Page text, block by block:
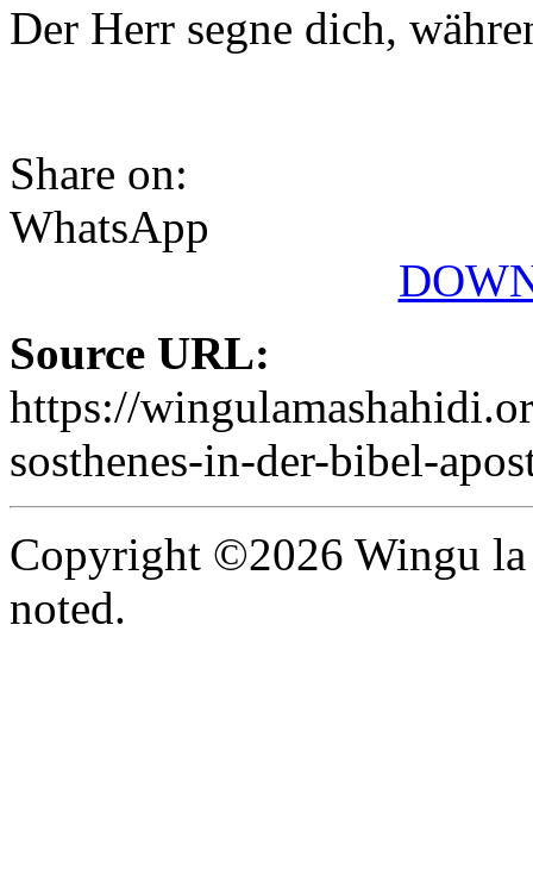
Der Herr segne dich,
Share on:
WhatsApp
Source URL:
https://
sosthenes-in-der-bibel-
Copyright ©2026 Wingu la
noted.